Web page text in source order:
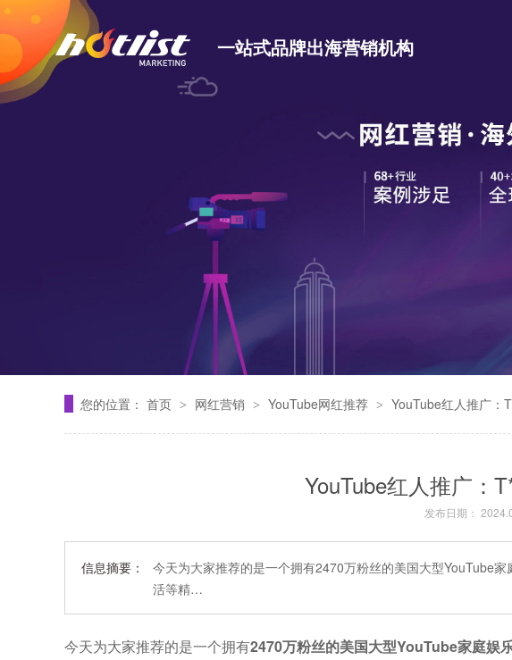
一站式品牌出海营销机构
您的位置： 首页 > 网红营销 > YouTube网红推荐 > YouTube红人推广：
YouTube红人推广：
发布日期：
信息摘要：
今天为大家推荐的是一个拥有2470万粉丝的美国大型YouTube
活等精…
今天为大家推荐的是一个拥有2470万粉丝的美国大型YouTube家庭娱